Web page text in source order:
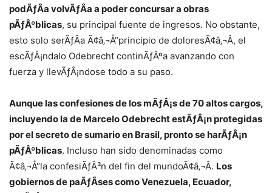
podÃƒÂ­a volvÃƒÂ­a a poder concursar a obras
pÃƒÂºblicas, su principal fuente de ingresos. No obstante,
esto solo serÃƒÂ­a Ã¢â‚¬Å“principio de doloresÃ¢â‚¬Â, el
escÃƒÂ¡ndalo Odebrecht continÃƒÂºa avanzando con
fuerza y llevÃƒÂ¡ndose todo a su paso.
Aunque las confesiones de los mÃƒÂ¡s de 70 altos cargos,
incluyendo la de Marcelo Odebrecht estÃƒÂ¡n protegidas
por el secreto de sumario en Brasil, pronto se harÃƒÂ¡n
pÃƒÂºblicas. Incluso han sido denominadas como
Ã¢â‚¬Å“la confesiÃƒÂ³n del fin del mundoÃ¢â‚¬Â. Los
gobiernos de paÃƒÂ­ses como Venezuela, Ecuador,